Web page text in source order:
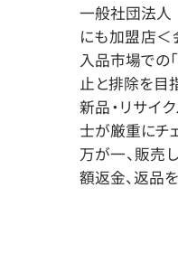
一般社団法人
にも加盟店＜
入品市場での
止と排除を目
新品・リサイ
士が厳重にチ
万が一、販売
額返金、返品